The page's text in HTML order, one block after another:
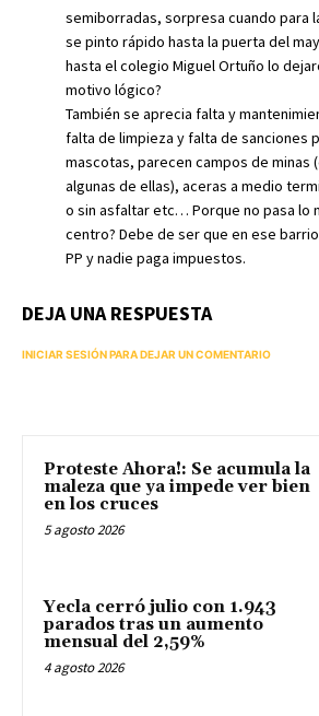
semiborradas, sorpresa cuando para
se pinto rápido hasta la puerta del
hasta el colegio Miguel Ortuño lo
motivo lógico?
También se aprecia falta y
falta de limpieza y falta de sanciones
mascotas, parecen campos de minas
algunas de ellas), aceras a medio
o sin asfaltar etc… Porque no pasa lo
centro? Debe de ser que en ese
PP y nadie paga impuestos.
DEJA UNA RESPUESTA
INICIAR SESIÓN PARA DEJAR UN COMENTARIO
Proteste Ahora!: Se acumula la
maleza que ya impede ver bien
en los cruces
5 agosto 2026
Yecla cerró julio con 1.943
parados tras un aumento
mensual del 2,59%
4 agosto 2026